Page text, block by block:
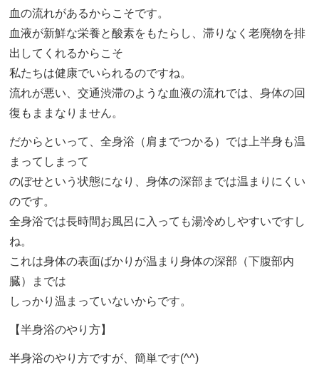
血の流れがあるからこそです。
血液が新鮮な栄養と酸素をもたらし、滞りなく老廃物を排
出してくれるからこそ
私たちは健康でいられるのですね。
流れが悪い、交通渋滞のような血液の流れでは、身体の回
復もままなりません。
だからといって、全身浴（肩までつかる）では上半身も温
まってしまって
のぼせという状態になり、身体の深部までは温まりにくい
のです。
全身浴では長時間お風呂に入っても湯冷めしやすいですし
ね。
これは身体の表面ばかりが温まり身体の深部（下腹部内
臓）までは
しっかり温まっていないからです。
【半身浴のやり方】
半身浴のやり方ですが、簡単です(^^)